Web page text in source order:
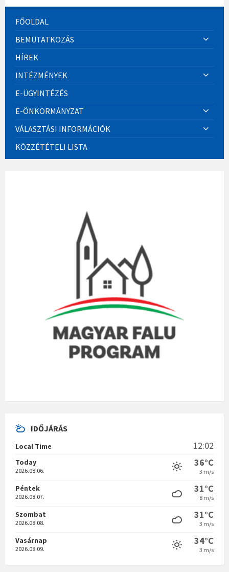
FŐOLDAL
BEMUTATKOZÁS
HÍREK
INTÉZMÉNYEK
E-ÜGYINTÉZÉS
E-ÖNKORMÁNYZAT
VÁLASZTÁSI INFORMÁCIÓK
KÖZZÉTÉTELI LISTA
IDŐJÁRÁS
Local Time 12:02
Today
2026.08.06.
36°C
3 m/s
Péntek
2026.08.07.
31°C
8 m/s
Szombat
2026.08.08.
31°C
3 m/s
Vasárnap
2026.08.09.
34°C
3 m/s